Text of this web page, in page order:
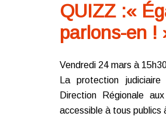
QUIZZ :«
parlons-en !
Vendredi 24 mars à
La protection
Direction Régionale
accessible à tous publics